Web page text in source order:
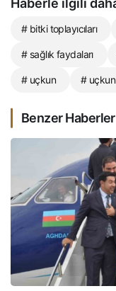
Haberle ilgili
# bitki toplayıcıları
# sağlık faydaları
# uçkun # uçkun
Benzer Haberler